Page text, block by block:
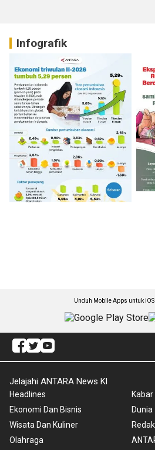
Infografik
Unduh Mobile Apps untuk
Jelajahi ANTARA News Kl
Headlines
Ekonomi Dan Bisnis
Wisata Dan Kuliner
Olahraga
Dunia